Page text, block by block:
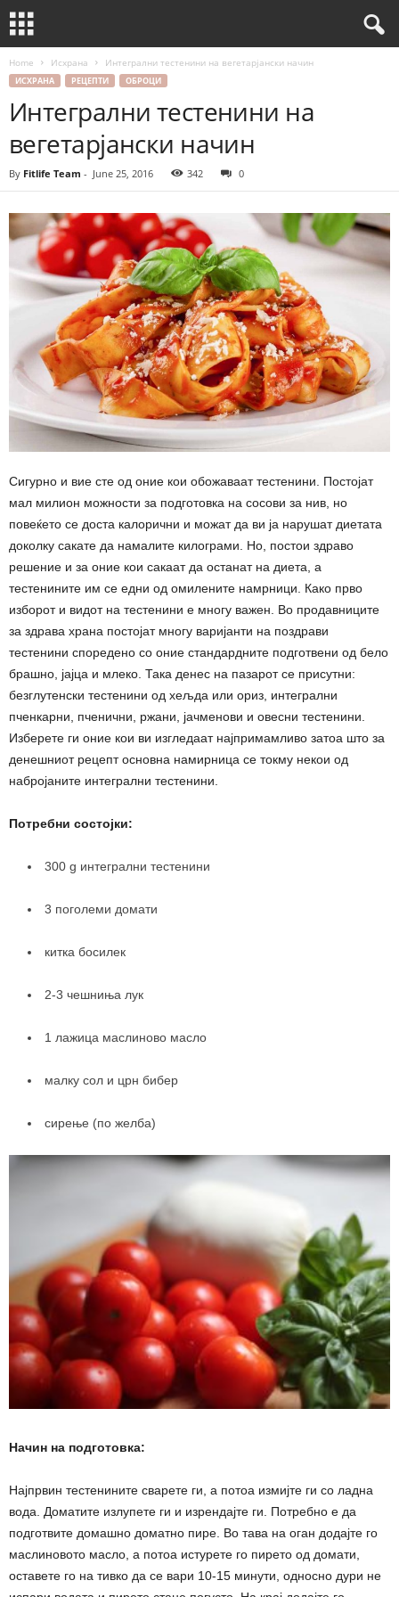
Home Исхрана Интегрални тестенини на вегетарјански начин
ИСХРАНА РЕЦЕПТИ ОБРОЦИ
Интегрални тестенини на
вегетарјански начин
By Fitlife Team - June 25, 2016 342 0
Сигурно и вие сте од оние кои обожаваат тестенини. Постојат
мал милион можности за подготовка на сосови за нив, но
повеќето се доста калорични и можат да ви ја нарушат диетата
доколку сакате да намалите килограми. Но, постои здраво
решение и за оние кои сакаат да останат на диета, а
тестенините им се едни од омилените намрници. Како прво
изборот и видот на тестенини е многу важен. Во продавниците
за здрава храна постојат многу варијанти на поздрави
тестенини споредено со оние стандардните подготвени од бело
брашно, јајца и млеко. Така денес на пазарот се присутни:
безглутенски тестенини од хељда или ориз, интегрални
пченкарни, пченични, ржани, јачменови и овесни тестенини.
Изберете ги оние кои ви изгледаат најпримамливо затоа што за
денешниот рецепт основна намирница се токму некои од
набројаните интегрални тестенини.
Потребни состојки:
300 g интегрални тестенини
3 поголеми домати
китка босилек
2-3 чешниња лук
1 лажица маслиново масло
малку сол и црн бибер
сирење (по желба)
Начин на подготовка:
Најпрвин тестенините сварете ги, а потоа измијте ги со ладна
вода. Доматите излупете ги и изрендајте ги. Потребно е да
подготвите домашно доматно пире. Во тава на оган додајте го
маслиновото масло, а потоа истурете го пирето од домати,
оставете го на тивко да се вари 10-15 минути, односно дури не